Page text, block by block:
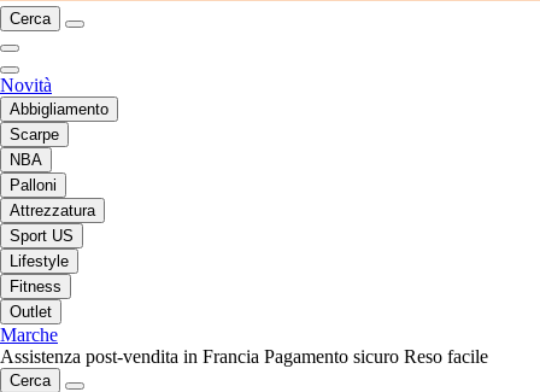
Cerca
Novità
Abbigliamento
Scarpe
NBA
Palloni
Attrezzatura
Sport US
Lifestyle
Fitness
Outlet
Marche
Assistenza post-vendita in Francia Pagamento sicuro Reso facile
Cerca